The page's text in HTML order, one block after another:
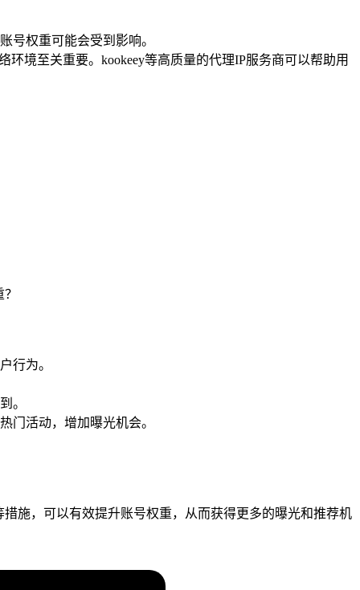
号权重可能会受到影响。
境至关重要。kookeey等高质量的代理IP服务商可以帮助用
行为。
。
门活动，增加曝光机会。
施，可以有效提升账号权重，从而获得更多的曝光和推荐机